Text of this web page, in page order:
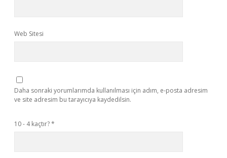
Web Sitesi
Daha sonraki yorumlarımda kullanılması için adım, e-posta adresim
ve site adresim bu tarayıcıya kaydedilsin.
10 - 4 kaçtır?*